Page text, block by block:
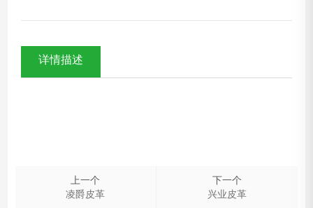
详情描述
上一个
凌爵皮革
下一个
兴业皮革